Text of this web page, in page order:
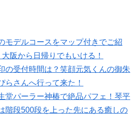
モデルコースをマップ付きでご紹
阪から日帰りでもいける！
の受付時間は？笑顔元気くんの御朱
らさんへ行って来た！
堂パーラー神椿で絶品パフェ！琴平
階段500段を上った先にある癒しの